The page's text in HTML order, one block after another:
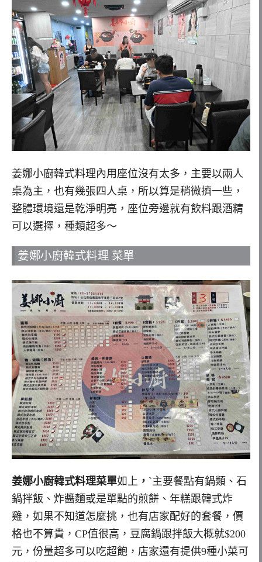
姜娜小廚韓式料理內用座位沒有太多，主要以兩人
桌為主，也有幾張四人桌，所以算是稍微擠一些，
整體環境還是乾淨明亮，座位旁邊就有飲料跟酒精
可以選擇，種類超多～
姜娜小廚韓式料理 菜單
姜娜小廚韓式料理菜單如上 ， ˋ主要餐點有鍋類、石
鍋拌飯、炸醬麵或是單點的煎餅、年糕跟韓式炸
雞，如果不知道怎麼挑，也有店家配好的套餐，價
格也不算貴，CP值很高，豆腐鍋跟拌飯大概就$200
元，份量超多可以吃超飽，店家還有提供9種小菜可